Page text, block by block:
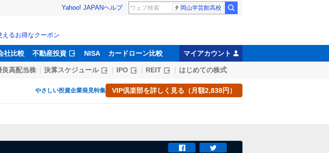
Yahoo! JAPANヘルプ 岡山学芸館高校
るお得なクーポン
社比較 不動産投資 NISA カードローン比較 マイアカウント
良高配当株 決算スケジュール IPO REIT はじめての株式
やさしい投資企業発見特集 VIP倶楽部を詳しく見る（月額2,838円）